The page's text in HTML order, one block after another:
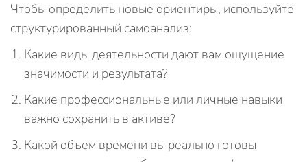
Чтобы определить новые ориентиры, используйте
структурированный самоанализ:
Какие виды деятельности дают вам ощущение
значимости и результата?
Какие профессиональные или личные навыки
важно сохранить в активе?
Какой объем времени вы реально готовы